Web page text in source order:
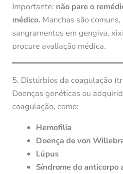
Importante: não pare o
médico.Manchas são
sangramentos em gengiva,
procure avaliação médica.
5. Distúrbios da coagulação
Doenças genéticas ou
coagulação, como:
Hemofilia
Doença de von
Lúpus
Síndrome do